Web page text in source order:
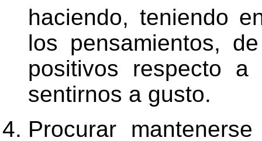
haciendo, teniendo
los pensamientos,
positivos respecto
sentirnos a gusto.
Procurar